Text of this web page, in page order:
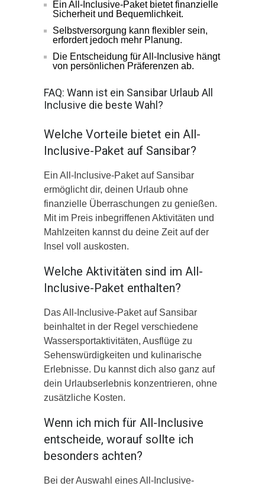
Ein All-Inclusive-Paket bietet finanzielle
Sicherheit und Bequemlichkeit.
Selbstversorgung kann flexibler sein,
erfordert jedoch mehr Planung.
Die Entscheidung für All-Inclusive hängt
von persönlichen Präferenzen ab.
FAQ: Wann ist ein Sansibar Urlaub All
Inclusive die beste Wahl?
Welche Vorteile bietet ein All-
Inclusive-Paket auf Sansibar?
Ein All-Inclusive-Paket auf Sansibar
ermöglicht dir, deinen Urlaub ohne
finanzielle Überraschungen zu genießen.
Mit im Preis inbegriffenen Aktivitäten und
Mahlzeiten kannst du deine Zeit auf der
Insel voll auskosten.
Welche Aktivitäten sind im All-
Inclusive-Paket enthalten?
Das All-Inclusive-Paket auf Sansibar
beinhaltet in der Regel verschiedene
Wassersportaktivitäten, Ausflüge zu
Sehenswürdigkeiten und kulinarische
Erlebnisse. Du kannst dich also ganz auf
dein Urlaubserlebnis konzentrieren, ohne
zusätzliche Kosten.
Wenn ich mich für All-Inclusive
entscheide, worauf sollte ich
besonders achten?
Bei der Auswahl eines All-Inclusive-